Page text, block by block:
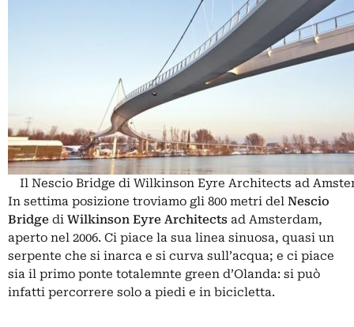
Il Nescio Bridge di Wilkinson Eyre Architects ad
In settima posizione troviamo gli 800 metri del Nescio
Bridge di Wilkinson Eyre Architects ad Amsterdam,
aperto nel 2006. Ci piace la sua linea sinuosa, quasi un
serpente che si inarca e si curva sull’acqua; e ci piace
sia il primo ponte totalemnte green d’Olanda: si può
infatti percorrere solo a piedi e in bicicletta.